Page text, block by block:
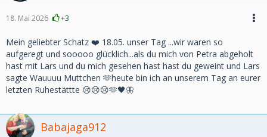
18. Mai 2026 +3
Mein geliebter Schatz ❤️ 18.05. unser Tag ...wir waren so
aufgeregt und sooooo glücklich...als du mich von Petra abgeholt
hast mit Lars und du mich gesehen hast hast du geweint und Lars
sagte Wauuuu Muttchen 🫶heute bin ich an unserem Tag an eurer
letzten Ruhestättte 😢😢😢🫶🖤🦋
Babajaga912